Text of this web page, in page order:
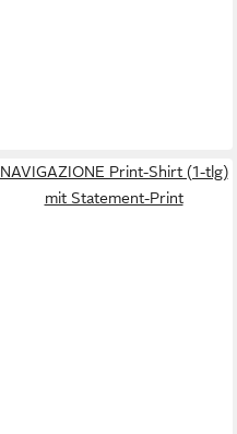
NAVIGAZIONE Print-Shirt (1-tlg)
mit Statement-Print